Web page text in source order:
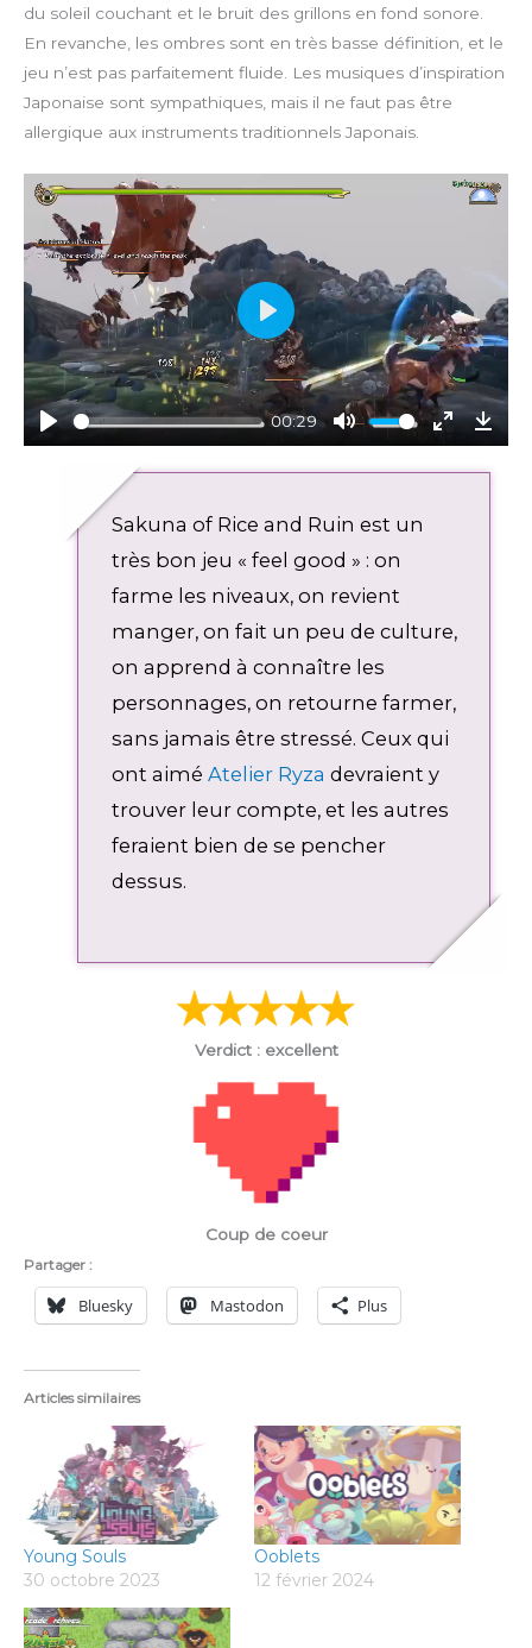
du soleil couchant et le bruit des grillons en fond sonore.
En revanche, les ombres sont en très basse définition, et le
jeu n’est pas parfaitement fluide. Les musiques d’inspiration
Japonaise sont sympathiques, mais il ne faut pas être
allergique aux instruments traditionnels Japonais.
P
00:29
M
u
e
E
n
l
r
D
o
P
l
a
y
Sakuna of Rice and Ruin est un
très bon jeu « feel good » : on
farme les niveaux, on revient
manger, on fait un peu de culture,
on apprend à connaître les
personnages, on retourne farmer,
sans jamais être stressé. Ceux qui
ont aimé Atelier Ryza devraient y
trouver leur compte, et les autres
feraient bien de se pencher
dessus.
Verdict : excellent
Coup de coeur
Partager :
Bluesky Mastodon Plus
Articles similaires
Young Souls
30 octobre 2023
Ooblets
12 février 2024